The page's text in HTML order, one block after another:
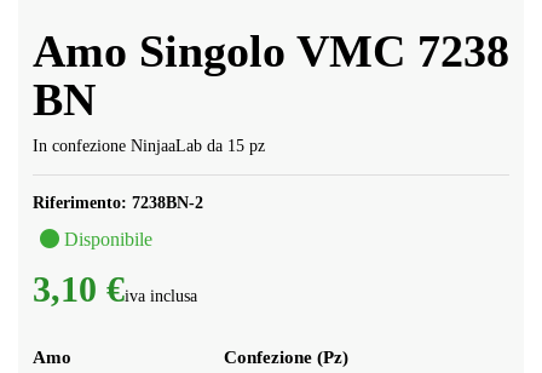
Amo Singolo VMC 7238
BN
In confezione NinjaaLab da 15 pz
Riferimento: 7238BN-2
Disponibile
3,10 €iva inclusa
Amo Confezione (Pz)